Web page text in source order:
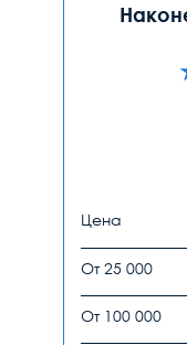
Цена
От 25 000
От 100 000